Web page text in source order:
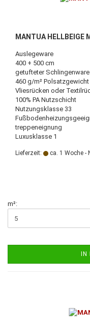
MANTUA HELLBEIGE
Auslegeware
400 + 500 cm
getufteter Schlingenware
460 g/m² Polsatzgewicht
Vliesrücken oder
100% PA Nutzschicht
Nutzungsklasse 33
treppeneignung
Luxusklasse 1
Lieferzeit: ca. 1 Woche -
m²: